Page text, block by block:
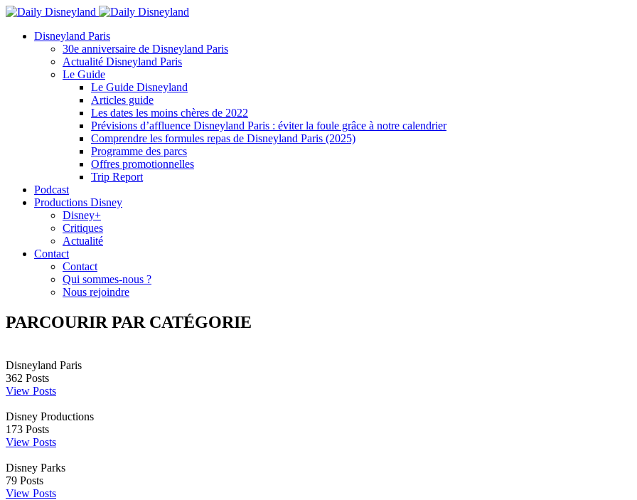
Disneyland Paris
30e anniversaire de Disneyland Paris
Actualité Disneyland Paris
Le Guide
Le Guide Disneyland
Articles guide
Les dates les moins chères de 2022
Prévisions d’affluence Disneyland Paris : éviter la foule grâce à notre calendrier
Comprendre les formules repas de Disneyland Paris (2025)
Programme des parcs
Offres promotionnelles
Trip Report
Podcast
Productions Disney
Disney+
Critiques
Actualité
Contact
Contact
Qui sommes-nous ?
Nous rejoindre
PARCOURIR PAR CATÉGORIE
Disneyland Paris
362 Posts
View Posts
Disney Productions
173 Posts
View Posts
Disney Parks
79 Posts
View Posts